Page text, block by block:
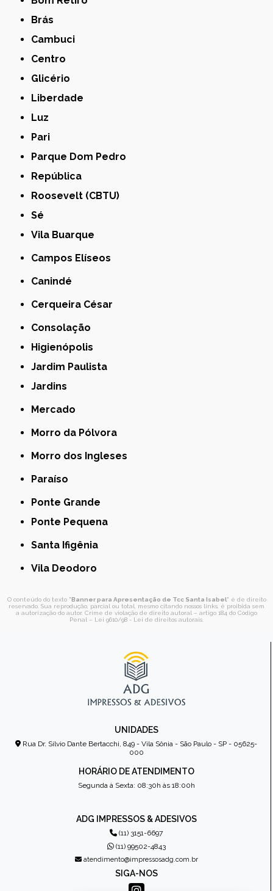
Brás
Cambuci
Centro
Glicério
Liberdade
Luz
Pari
Parque Dom Pedro
República
Roosevelt (CBTU)
Sé
Vila Buarque
Campos Elíseos
Canindé
Cerqueira César
Consolação
Higienópolis
Jardim Paulista
Jardins
Mercado
Morro da Pólvora
Morro dos Ingleses
Paraíso
Ponte Grande
Ponte Pequena
Santa Ifigênia
Vila Deodoro
O conteúdo do texto "Banner para Apresentação de Tcc Santa Isabel" é de direito
reservado. Sua reprodução, parcial ou total, mesmo citando nossos links, é proibida sem
a autorização do autor. Crime de violação de direito autoral – artigo 184 do Código
Penal – Lei 9610/98 - Lei de direitos autorais
UNIDADES
Rua Dr. Sílvio Dante Bertacchi, 849 - Vila Sônia - São Paulo - SP - 05625-
000
HORÁRIO DE ATENDIMENTO
Segunda à Sexta: 08:30h às 18:00h
ADG IMPRESSOS & ADESIVOS
(11) 3151-6697
(11) 99502-4843
atendimento@impressosadg.com.br
SIGA-NOS